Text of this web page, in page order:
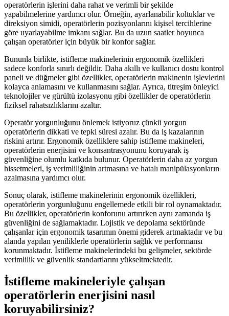
operatörlerin işlerini daha rahat ve verimli bir şekilde
yapabilmelerine yardımcı olur. Örneğin, ayarlanabilir koltuklar ve
direksiyon simidi, operatörlerin pozisyonlarını kişisel tercihlerine
göre uyarlayabilme imkanı sağlar. Bu da uzun saatler boyunca
çalışan operatörler için büyük bir konfor sağlar.
Bununla birlikte, istifleme makinelerinin ergonomik özellikleri
sadece konforla sınırlı değildir. Daha akıllı ve kullanıcı dostu kontrol
paneli ve düğmeler gibi özellikler, operatörlerin makinenin işlevlerini
kolayca anlamasını ve kullanmasını sağlar. Ayrıca, titreşim önleyici
teknolojiler ve gürültü izolasyonu gibi özellikler de operatörlerin
fiziksel rahatsızlıklarını azaltır.
Operatör yorgunluğunu önlemek istiyoruz çünkü yorgun
operatörlerin dikkati ve tepki süresi azalır. Bu da iş kazalarının
riskini artırır. Ergonomik özelliklere sahip istifleme makineleri,
operatörlerin enerjisini ve konsantrasyonunu koruyarak iş
güvenliğine olumlu katkıda bulunur. Operatörlerin daha az yorgun
hissetmeleri, iş verimliliğinin artmasına ve hatalı manipülasyonların
azalmasına yardımcı olur.
Sonuç olarak, istifleme makinelerinin ergonomik özellikleri,
operatörlerin yorgunluğunu engellemede etkili bir rol oynamaktadır.
Bu özellikler, operatörlerin konforunu artırırken aynı zamanda iş
güvenliğini de sağlamaktadır. Lojistik ve depolama sektöründe
çalışanlar için ergonomik tasarımın önemi giderek artmaktadır ve bu
alanda yapılan yeniliklerle operatörlerin sağlık ve performansı
korunmaktadır. İstifleme makinelerindeki bu gelişmeler, sektörde
verimlilik ve güvenlik standartlarını yükseltmektedir.
İstifleme makineleriyle çalışan
operatörlerin enerjisini nasıl
koruyabilirsiniz?